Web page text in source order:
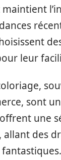
leur
sont
une
allant des